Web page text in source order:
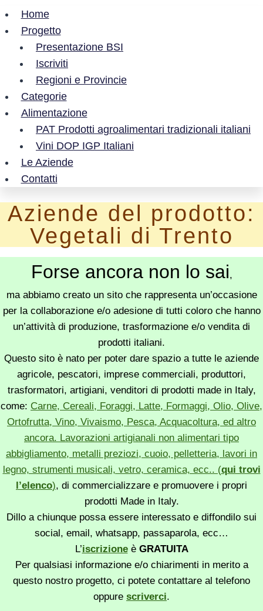
Home
Progetto
Presentazione BSI
Iscriviti
Regioni e Provincie
Categorie
Alimentazione
PAT Prodotti agroalimentari tradizionali italiani
Vini DOP IGP Italiani
Le Aziende
Contatti
Aziende del prodotto:
Vegetali di Trento
Forse ancora non lo sai,
ma abbiamo creato un sito che rappresenta un’occasione
per la collaborazione e/o adesione di tutti coloro che hanno
un’attività di produzione, trasformazione e/o vendita di
prodotti italiani.
Questo sito è nato per poter dare spazio a tutte le aziende
agricole, pescatori, imprese commerciali, produttori,
trasformatori, artigiani, venditori di prodotti made in Italy,
come: Carne, Cereali, Foraggi, Latte, Formaggi, Olio, Olive,
Ortofrutta, Vino, Vivaismo, Pesca, Acquacoltura, ed altro
ancora. Lavorazioni artigianali non alimentari tipo
abbigliamento, metalli preziozi, cuoio, pelletteria, lavori in
legno, strumenti musicali, vetro, ceramica, ecc.. (qui trovi
l’elenco), di commercializzare e promuovere i propri
prodotti Made in Italy.
Dillo a chiunque possa essere interessato e diffondilo sui
social, email, whatsapp, passaparola, ecc…
L’iscrizioneè GRATUITA
Per qualsiasi informazione e/o chiarimenti in merito a
questo nostro progetto, ci potete contattare al telefono
oppure scriverci.